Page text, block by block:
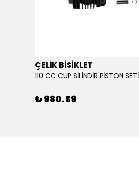
ÇELİK BİSİKLET
110 CC CUP SİLİNDİR PİSTON SETİ
₺ 980.59